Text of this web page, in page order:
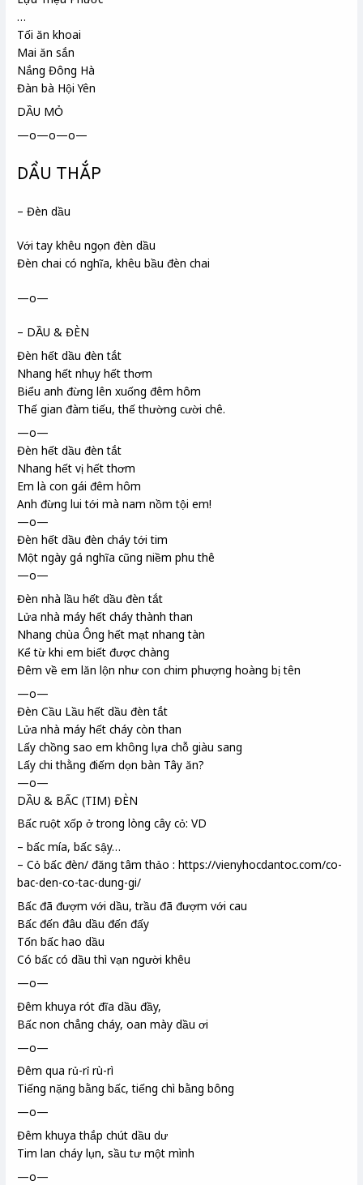
…
Tối ăn khoai
Mai ăn sắn
Nắng Đông Hà
Đàn bà Hội Yên
DẦU MỎ
—o—o—o—
DẦU THẮP
– Đèn dầu
Với tay khêu ngọn đèn dầu
Đèn chai có nghĩa, khêu bầu đèn chai
—o—
– DẦU & ĐÈN
Đèn hết dầu đèn tắt
Nhang hết nhụy hết thơm
Biểu anh đừng lên xuống đêm hôm
Thế gian đàm tiếu, thế thường cười chê.
—o—
Đèn hết dầu đèn tắt
Nhang hết vị hết thơm
Em là con gái đêm hôm
Anh đừng lui tới mà nam nồm tội em!
—o—
Đèn hết dầu đèn cháy tới tim
Một ngày gá nghĩa cũng niềm phu thê
—o—
Đèn nhà lầu hết dầu đèn tắt
Lửa nhà máy hết cháy thành than
Nhang chùa Ông hết mạt nhang tàn
Kể từ khi em biết được chàng
Đêm về em lăn lộn như con chim phượng hoàng bị tên
—o—
Đèn Cầu Lầu hết dầu đèn tắt
Lửa nhà máy hết cháy còn than
Lấy chồng sao em không lựa chỗ giàu sang
Lấy chi thằng điếm dọn bàn Tây ăn?
—o—
DẦU & BẤC (TIM) ĐÈN
Bấc ruột xốp ở trong lòng cây cỏ: VD
– bấc mía, bấc sậy…
– Cỏ bấc đèn/ đăng tâm thảo : https://vienyhocdantoc.com/co-
bac-den-co-tac-dung-gi/
Bấc đã đượm với dầu, trầu đã đượm với cau
Bấc đến đâu dầu đến đấy
Tốn bấc hao dầu
Có bấc có dầu thì vạn người khêu
—o—
Đêm khuya rót đĩa dầu đầy,
Bấc non chẳng cháy, oan mày dầu ơi
—o—
Đêm qua rủ-rỉ rù-rì
Tiếng nặng bằng bấc, tiếng chì bằng bông
—o—
Đêm khuya thắp chút dầu dư
Tim lan cháy lụn, sầu tư một mình
—o—